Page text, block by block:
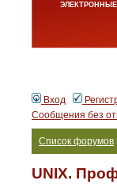
ЭЛЕКТРОННЫЕ
Вход
Сообщения без
Список форумов
UNIX.